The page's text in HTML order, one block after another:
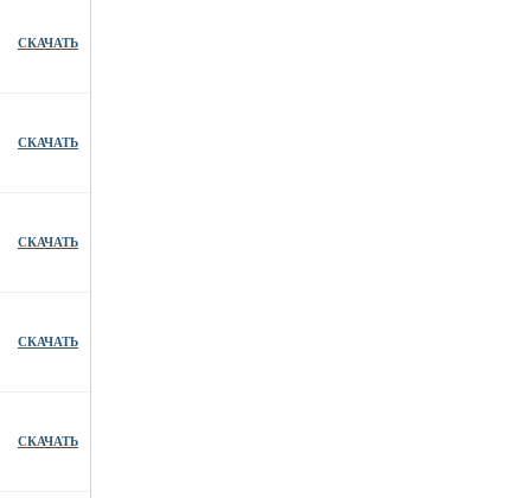
СКАЧАТЬ
СКАЧАТЬ
СКАЧАТЬ
СКАЧАТЬ
СКАЧАТЬ